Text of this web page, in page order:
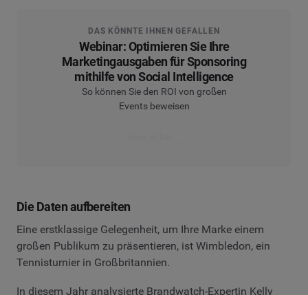
DAS KÖNNTE IHNEN GEFALLEN
Webinar: Optimieren Sie Ihre
Marketingausgaben für Sponsoring
mithilfe von Social Intelligence
So können Sie den ROI von großen
Events beweisen
Die Daten aufbereiten
Eine erstklassige Gelegenheit, um Ihre Marke einem
großen Publikum zu präsentieren, ist Wimbledon, ein
Tennisturnier in Großbritannien.
In diesem Jahr analysierte Brandwatch-Expertin Kelly